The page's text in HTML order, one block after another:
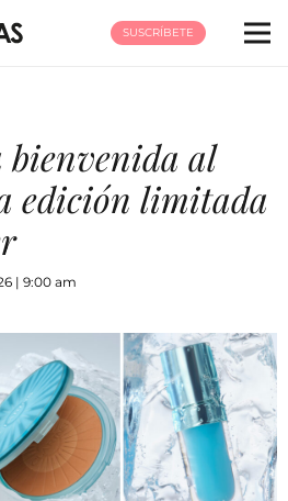
SUSCRÍBETE
al
edición limitada
| 9:00 am